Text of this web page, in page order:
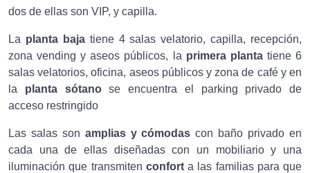
dos de ellas son VIP, y capilla.
La planta bajatiene 4 salas velatorio, capilla, recepción,
zona vending y aseos públicos, la primera plantatiene 6
salas velatorios, oficina, aseos públicos y zona de café y en
la planta sótanose encuentra el parking privado de
acceso restringido
Las salas son amplias y cómodas con baño privado en
cada una de ellas diseñadas con un mobiliario y una
iluminación que transmiten conforta las familias para que